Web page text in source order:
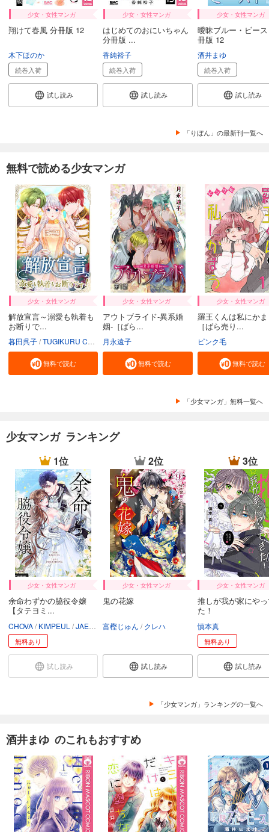
少女・女性マンガ
翔けて春風 分冊版 12
木下ほのか
続巻入荷
試し読み
少女・女性マンガ
はじめてのおにいちゃん
分冊版 ...
香純裕子
続巻入荷
試し読み
少女・女性マンガ
曖昧ブルー・ビー
冊版 12
酒井まゆ
続巻入荷
試し読み
「りぼん」の最新刊一覧へ
無料で読める少女マンガ
少女・女性マンガ
解放宣言～溺愛も執着も
お断りで...
暮田呉子 TUGIKURU COMICS
無料で読む
少女・女性マンガ
アウトブライド-異系婚
姻-［ばら...
月永遠子
無料で読む
少女・女性マンガ
羅王くんは私にか
［ばら売り...
ピンク毛
無料で読む
「少女マンガ」無料一覧へ
少女マンガ ランキング
1位
少女・女性マンガ
余命わずかの脇役令嬢
【タテヨミ...
CHOVA KIMPEUL JAEUNHYANG
無料あり
試し読み
2位
少女・女性マンガ
鬼の花嫁
富樫じゅん クレハ
試し読み
3位
少女・女性マンガ
推しが我が家にや
た！
慎本真
無料あり
試し読み
「少女マンガ」ランキングの一覧へ
酒井まゆ のこれもおすすめ